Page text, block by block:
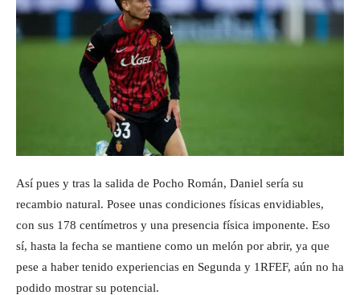
Así pues y tras la salida de Pocho Román, Daniel sería su
recambio natural. Posee unas condiciones físicas envidiables,
con sus 178 centímetros y una presencia física imponente. Eso
sí, hasta la fecha se mantiene como un melón por abrir, ya que
pese a haber tenido experiencias en Segunda y 1RFEF, aún no ha
podido mostrar su potencial.